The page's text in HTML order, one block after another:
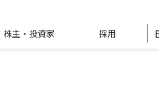
株主・投資家 採用